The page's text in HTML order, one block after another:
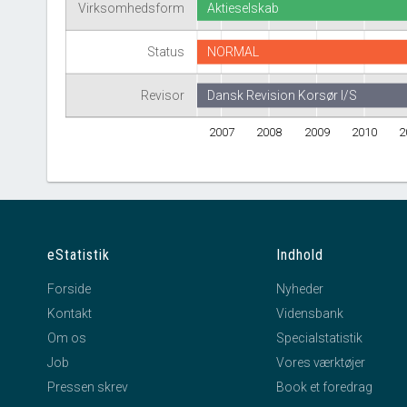
Virksomhedsform
Status
Revisor
2007 2008 2009 2010
Aktieselskab
NORMAL
Dansk Revision Korsør I/S
eStatistik
Forside
Kontakt
Om os
Job
Pressen skrev
Indhold
Nyheder
Vidensbank
Specialstatistik
Vores værktøjer
Book et foredrag